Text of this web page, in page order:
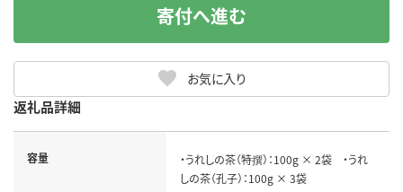
お気に入り
寄付へ進む
返礼品詳細
容量
・うれしの茶（特撰）：100g × 2袋 ・うれ
しの茶（孔子）：100g × 3袋